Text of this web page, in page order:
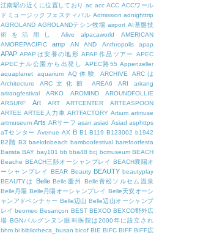
江南駅の近くに位置しており ac acc ACC ACCワール
ドミュージックフェスティバル Admission adnighttrip
AGROLAND AGROLANDテシン牧場 airport AI基盤技
術を活用し
Alive alpacaworld
AMERICAN
AMOREPACIFIC
amp AN AND Anthropolis apap
APAP APAPは安養の地形 APAP作品ツアー
APEC
APECナル公園から出発し
APEC路55 Appenzeller
aquaplanet
aquarium AQ体験 ARCHIVE
ARCは
Architecture
ARC文化館 AREA6 ARI
arirang
arirangfestival
ARKO AROMIND
AROUNDFOLLIE
ARSURF
Art ART ARTCENTER
ARTEASPOON
ARTEE ARTEE人力車 ARTFACTORY Artium artmuse
artmuseum Arts ARサーフ asan asiad Asiad asphttps
aTセンター Avenue AX B B1 B119 B123002 b1942
B2階 B3 baekdobeach bamboofestival barefootfesta
Barista BAY bay101 bb bba48 bcj bcmuseum BEACH
Beache BEACH三陟オーシャンプレイ BEACH襄陽オ
ーシャンプレイ
BEAR Beauty BEAUTY beautyplay
BEAUTYは
Belle Belle慶州
Belle青松ソルセム温泉
Belle丹陽 Belle丹陽オーシャンプレイ Belle天安オーシ
ャンアドベンチャー Belle辺山 Belle辺山オーシャンプ
レイ beomeo Besançon BEST BEXCO BEXCO野外広
場 BGNパルグンヌン眼科医院は2000年に設立され
bhm bi bibliotheca_busan bicof BIE BIFC BIFF BIFF広